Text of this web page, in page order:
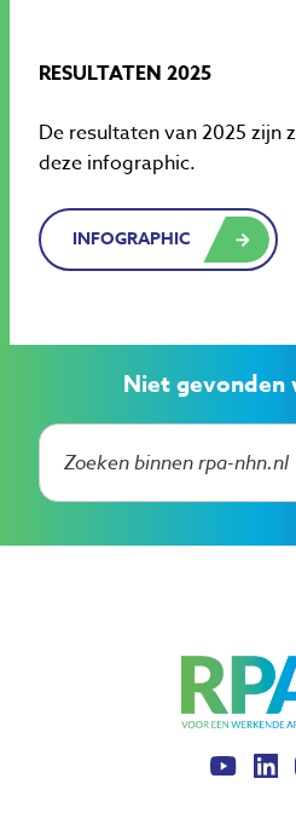
RESULTATEN 2025
De resultaten van 2025 zijn
deze infographic.
INFOGRAPHIC
Niet gevonden